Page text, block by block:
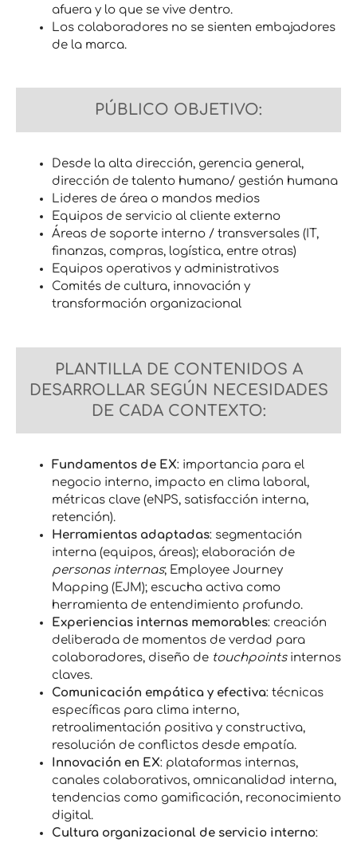
afuera y lo que se vive dentro.
Los colaboradores no se sienten embajadores
de la marca.
PÚBLICO OBJETIVO:
Desde la alta dirección, gerencia general,
dirección de talento humano/ gestión humana
Lideres de área o mandos medios
Equipos de servicio al cliente externo
Áreas de soporte interno / transversales (IT,
finanzas, compras, logística, entre otras)
Equipos operativos y administrativos
Comités de cultura, innovación y
transformación organizacional
PLANTILLA DE CONTENIDOS A
DESARROLLAR SEGÚN NECESIDADES
DE CADA CONTEXTO:
Fundamentos de EX: importancia para el
negocio interno, impacto en clima laboral,
métricas clave (eNPS, satisfacción interna,
retención).
Herramientas adaptadas: segmentación
interna (equipos, áreas); elaboración de
personas internas; Employee Journey
Mapping (EJM); escucha activa como
herramienta de entendimiento profundo.
Experiencias internas memorables: creación
deliberada de momentos de verdad para
colaboradores, diseño de touchpointsinternos
claves.
Comunicación empática y efectiva: técnicas
específicas para clima interno,
retroalimentación positiva y constructiva,
resolución de conflictos desde empatía.
Innovación en EX: plataformas internas,
canales colaborativos, omnicanalidad interna,
tendencias como gamificación, reconocimiento
digital.
Cultura organizacional de servicio interno: